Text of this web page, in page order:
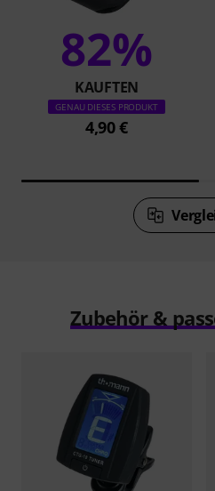
82%
KAUFTEN
GENAU DIESES PRODUKT
4,90 €
Zubehör &